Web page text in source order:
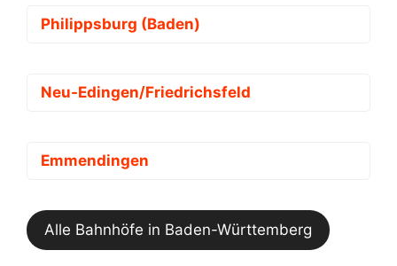
Philippsburg (Baden)
Neu-Edingen/Friedrichsfeld
Emmendingen
Alle Bahnhöfe in Baden-Württemberg